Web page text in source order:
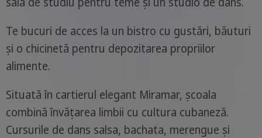
Te bucuri de acces la un bistro cu gustări, băuturi
și o chicinetă pentru depozitarea propriilor
alimente.
Situată în cartierul elegant Miramar, școala
combină învățarea limbii cu cultura cubaneză.
Cursurile de dans salsa, bachata, merengue și